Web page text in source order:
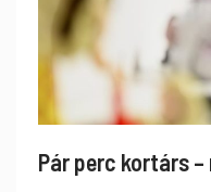
Pár perc kortárs